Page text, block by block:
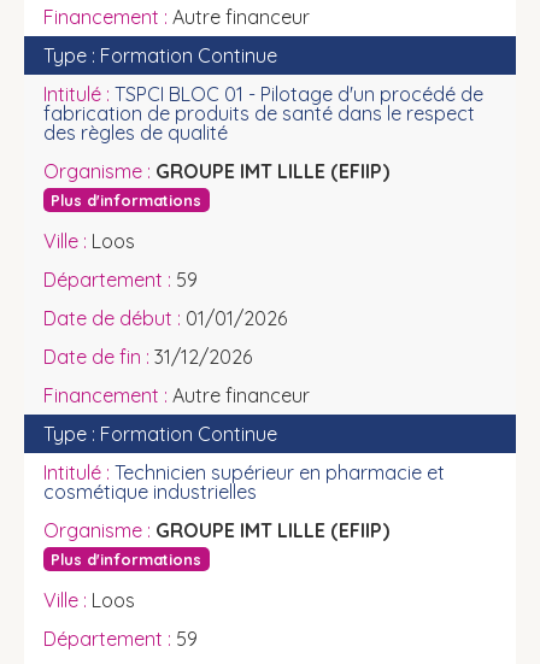
Autre financeur
Formation Continue
TSPCI BLOC 01 - Pilotage d'un procédé de
fabrication de produits de santé dans le respect
des règles de qualité
GROUPE IMT LILLE (EFIIP)
Plus d'informations
Loos
59
01/01/2026
31/12/2026
Autre financeur
Formation Continue
Technicien supérieur en pharmacie et
cosmétique industrielles
GROUPE IMT LILLE (EFIIP)
Plus d'informations
Loos
59